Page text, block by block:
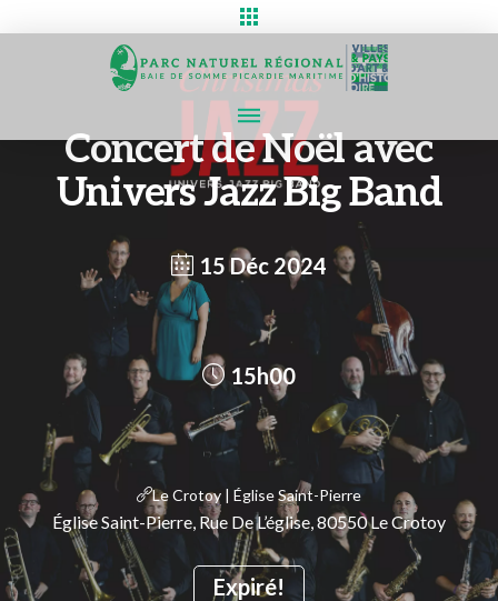
Concert de Noël avec
Univers Jazz Big Band
15 Déc 2024
Expiré!
15h00
Le Crotoy | Église Saint-Pierre
Église Saint-Pierre, Rue De L’église, 80550 Le Crotoy